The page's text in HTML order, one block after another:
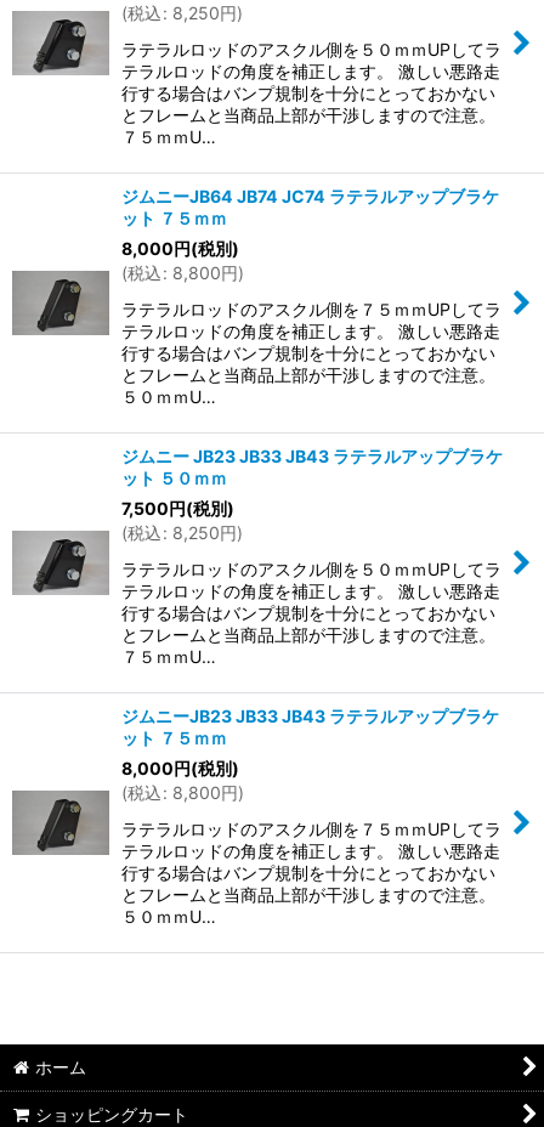
(税込: 8,250円)
ラテラルロッドのアスクル側を５０ｍｍUPしてラ
テラルロッドの角度を補正します。 激しい悪路走
行する場合はバンプ規制を十分にとっておかない
とフレームと当商品上部が干渉しますので注意。
７５ｍｍU…
ジムニーJB64 JB74 JC74 ラテラルアップブラケ
ット ７５ｍｍ
8,000円(税別)
(税込: 8,800円)
ラテラルロッドのアスクル側を７５ｍｍUPしてラ
テラルロッドの角度を補正します。 激しい悪路走
行する場合はバンプ規制を十分にとっておかない
とフレームと当商品上部が干渉しますので注意。
５０ｍｍU…
ジムニー JB23 JB33 JB43 ラテラルアップブラケ
ット ５０ｍｍ
7,500円(税別)
(税込: 8,250円)
ラテラルロッドのアスクル側を５０ｍｍUPしてラ
テラルロッドの角度を補正します。 激しい悪路走
行する場合はバンプ規制を十分にとっておかない
とフレームと当商品上部が干渉しますので注意。
７５ｍｍU…
ジムニーJB23 JB33 JB43 ラテラルアップブラケ
ット ７５ｍｍ
8,000円(税別)
(税込: 8,800円)
ラテラルロッドのアスクル側を７５ｍｍUPしてラ
テラルロッドの角度を補正します。 激しい悪路走
行する場合はバンプ規制を十分にとっておかない
とフレームと当商品上部が干渉しますので注意。
５０ｍｍU…
ホーム
ショッピングカート